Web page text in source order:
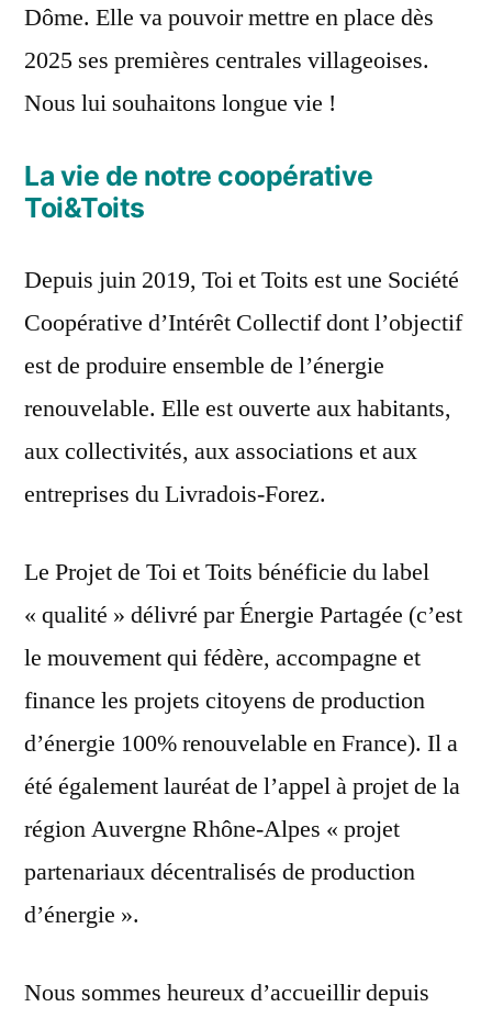
Dôme. Elle va pouvoir mettre en place dès
2025 ses premières centrales villageoises.
Nous lui souhaitons longue vie !
La vie de notre coopérative
Toi&Toits
Depuis juin 2019, Toi et Toits est une Société
Coopérative d’Intérêt Collectif dont l’objectif
est de produire ensemble de l’énergie
renouvelable. Elle est ouverte aux habitants,
aux collectivités, aux associations et aux
entreprises du Livradois-Forez.
Le Projet de Toi et Toits bénéficie du label
« qualité » délivré par Énergie Partagée (c’est
le mouvement qui fédère, accompagne et
finance les projets citoyens de production
d’énergie 100% renouvelable en France). Il a
été également lauréat de l’appel à projet de la
région Auvergne Rhône-Alpes « projet
partenariaux décentralisés de production
d’énergie ».
Nous sommes heureux d’accueillir depuis